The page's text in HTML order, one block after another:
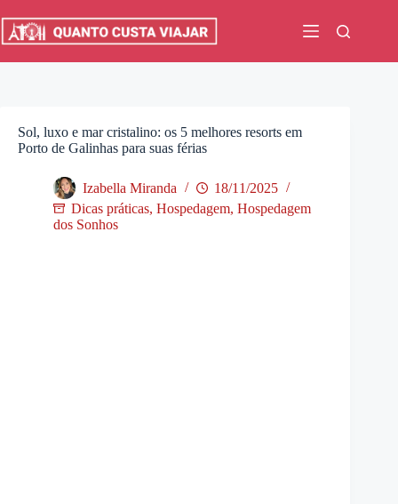
para
Sol, luxo e mar cristalino: os 5 melhores resorts em
Porto de Galinhas para suas férias
Izabella Miranda
18/11/2025
Dicas práticas, Hospedagem, Hospedagem
dos Sonhos